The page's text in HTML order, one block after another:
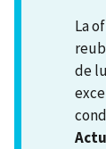
La
de